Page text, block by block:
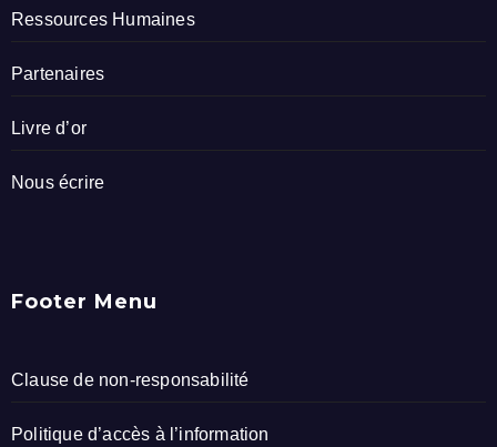
Ressources Humaines
Partenaires
Livre d’or
Nous écrire
Footer Menu
Clause de non-responsabilité
Politique d’accès à l’information